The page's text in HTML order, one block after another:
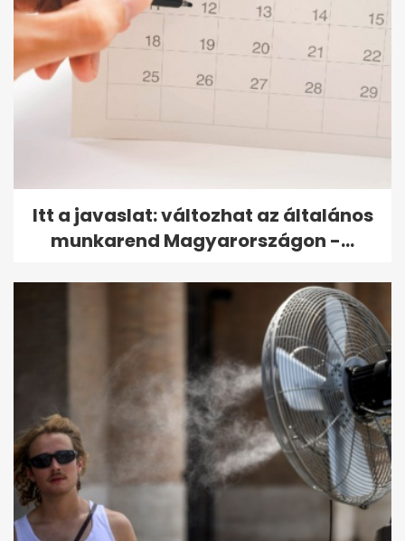
Itt a javaslat: változhat az általános
munkarend Magyarországon -...